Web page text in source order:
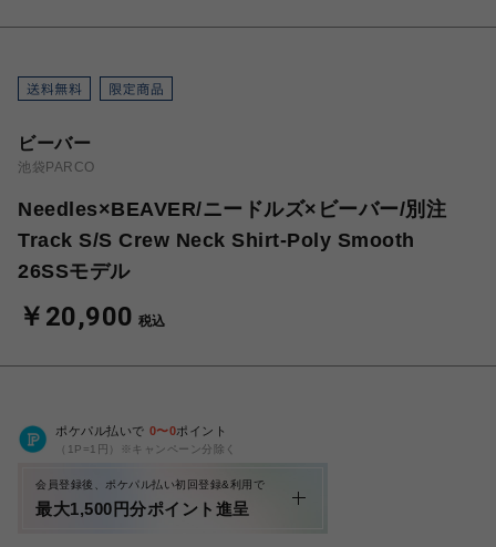
ビーバー
池袋PARCO
Needles×BEAVER/ニードルズ×ビーバー/別注
Track S/S Crew Neck Shirt-Poly Smooth
26SSモデル
￥20,900 税込
ポケパル払いで 0〜0ポイント
（1P=1円）※キャンペーン分除く
会員登録後、ポケパル払い初回登録&利用で
最大1,500円分ポイント進呈